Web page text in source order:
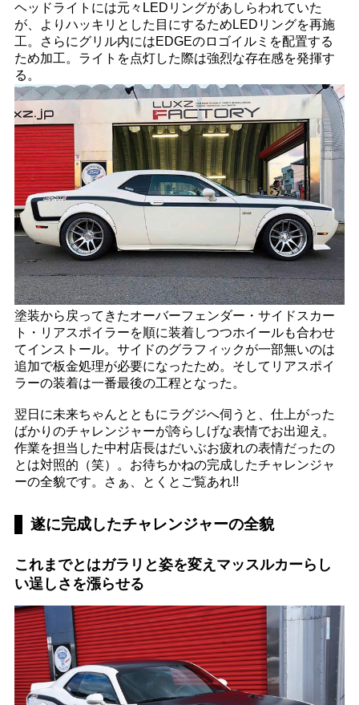
ヘッドライトには元々LEDリングがあしらわれていた
が、よりハッキリとした目にするためLEDリングを再施
工。さらにグリル内にはEDGEのロゴイルミを配置する
ため加工。ライトを点灯した際は強烈な存在感を発揮す
る。
塗装から戻ってきたオーバーフェンダー・サイドスカー
ト・リアスポイラーを順に装着しつつホイールも合わせ
てインストール。サイドのグラフィックが一部無いのは
追加で板金処理が必要になったため。そしてリアスポイ
ラーの装着は一番最後の工程となった。
翌日に未来ちゃんとともにラグジへ伺うと、仕上がった
ばかりのチャレンジャーが誇らしげな表情でお出迎え。
作業を担当した中村店長はだいぶお疲れの表情だったの
とは対照的（笑）。お待ちかねの完成したチャレンジャ
ーの全貌です。さぁ、とくとご覧あれ!!
遂に完成したチャレンジャーの全貌
これまでとはガラリと姿を変えマッスルカーらし
い逞しさを漲らせる